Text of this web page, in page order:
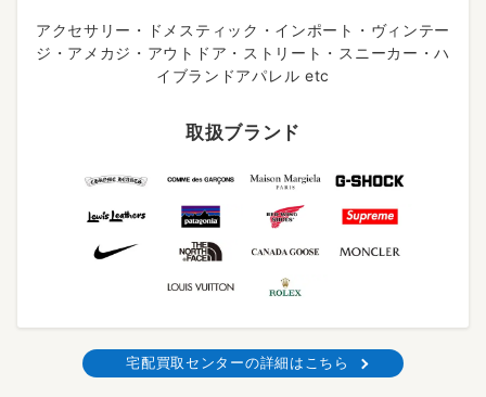
アクセサリー・ドメスティック・インポート・ヴィンテー
ジ・アメカジ・アウトドア・ストリート・スニーカー・ハ
イブランドアパレル etc
取扱ブランド
宅配買取センターの詳細はこちら